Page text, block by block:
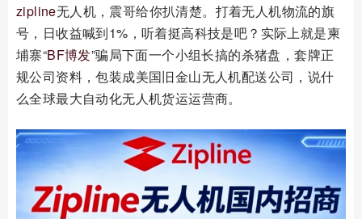
zipline无人机，震哥给你扒清楚。打着无人机物流的旗
号，日收益喊到1%，听着挺高科技是吧？实际上就是柬
埔寨“BF博发”骗局下面一个小组长搞的杀猪盘，套牌正
规公司资料，包装成美国旧金山无人机配送公司，说什
么全球最大自动化无人机货运运营商。